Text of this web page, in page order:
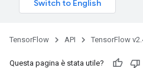
TensorFlow API TensorFlow
Questa pagina è stata utile?